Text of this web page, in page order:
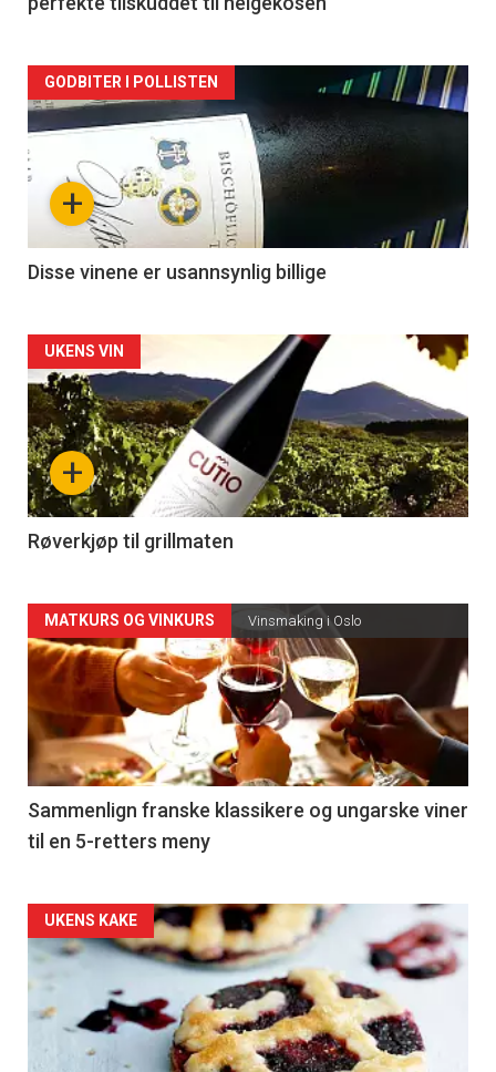
Forsiden
akkurat
nå
3
+
GODBITER I POLLISTEN
Disse vinene er usannsynlig billige
Forsiden
akkurat
nå
-
4
+
UKENS VIN
Røverkjøp til grillmaten
Forsiden
akkurat
nå
-
5
MATKURS OG VINKURS Vinsmaking i Oslo
Sammenlign franske klassikere og ungarske viner
til en 5-retters meny
Forsiden
akkurat
nå
UKENS KAKE